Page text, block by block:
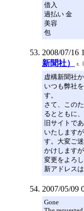
借入
過払い 金
美容
包
2008/07/16
新聞社）
虚構新聞社
いつも弊社
す。
さて、この
るとともに
旧サイトで
いたします
す。大変ご
かけします
変更をよろ
新アドレス
2007/05/09
Gone